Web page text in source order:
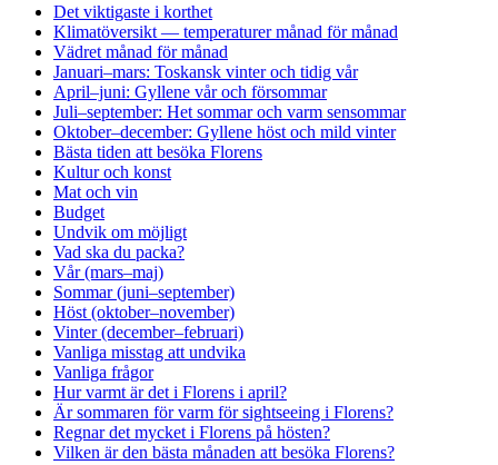
Det viktigaste i korthet
Klimatöversikt — temperaturer månad för månad
Vädret månad för månad
Januari–mars: Toskansk vinter och tidig vår
April–juni: Gyllene vår och försommar
Juli–september: Het sommar och varm sensommar
Oktober–december: Gyllene höst och mild vinter
Bästa tiden att besöka Florens
Kultur och konst
Mat och vin
Budget
Undvik om möjligt
Vad ska du packa?
Vår (mars–maj)
Sommar (juni–september)
Höst (oktober–november)
Vinter (december–februari)
Vanliga misstag att undvika
Vanliga frågor
Hur varmt är det i Florens i april?
Är sommaren för varm för sightseeing i Florens?
Regnar det mycket i Florens på hösten?
Vilken är den bästa månaden att besöka Florens?